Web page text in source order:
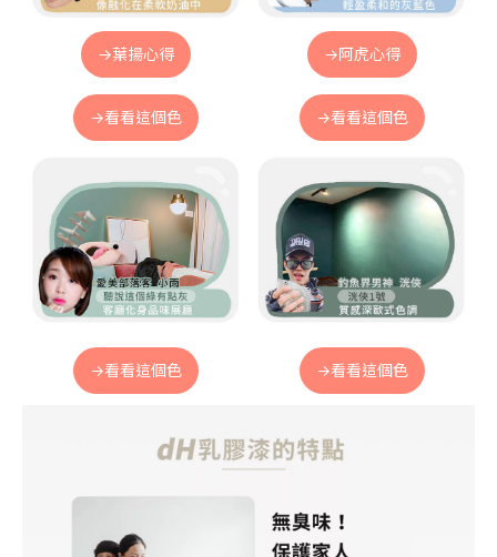
→葉揚心得
→看看這個色
→阿虎心得
→看看這個色
→看看這個色 →看看這個色